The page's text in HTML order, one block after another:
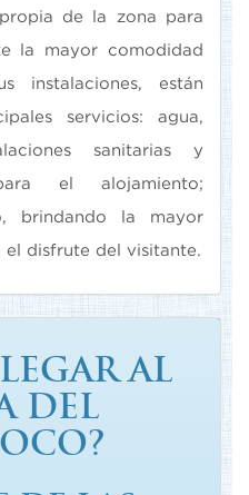
de la zona para
la mayor comodidad
instalaciones, están
servicios: agua,
sanitarias y
el alojamiento;
brindando la mayor
disfrute del visitante.
AL
DEL